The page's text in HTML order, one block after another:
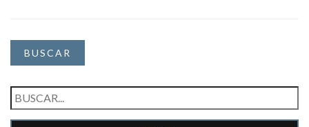
BUSCAR